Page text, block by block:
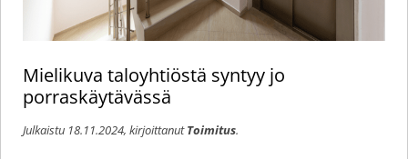
Mielikuva taloyhtiöstä syntyy jo
porraskäytävässä
Julkaistu 18.11.2024, kirjoittanutToimitus.